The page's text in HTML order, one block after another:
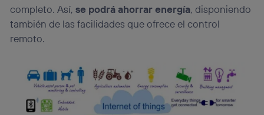
completo. Así,se podrá ahorrar energía, disponiendo
también de las facilidades que ofrece el control
remoto.